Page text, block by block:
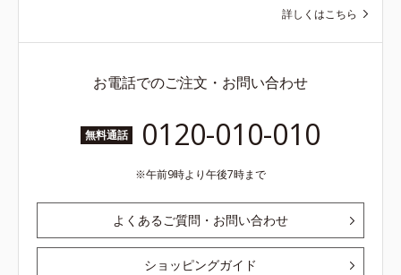
詳しくはこちら
お電話でのご注文・お問い合わせ
無料通話 0120-010-010
午前9時より午後7時まで
よくあるご質問・お問い合わせ
ショッピングガイド